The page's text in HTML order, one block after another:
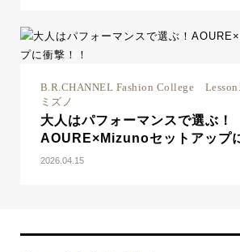
B.R.CHANNEL Fashion College
ミズノ
大人はパフォーマンスで選ぶ！
AOURE×Mizunoセットアップ
2026.04.15